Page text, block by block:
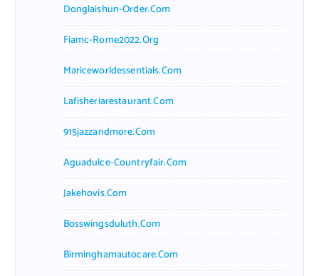
Donglaishun-Order.com
Fiamc-Rome2022.org
Mariceworldessentials.com
Lafisheriarestaurant.com
915jazzandmore.com
Aguadulce-Countryfair.com
Jakehovis.com
Bosswingsduluth.com
Birminghamautocare.com